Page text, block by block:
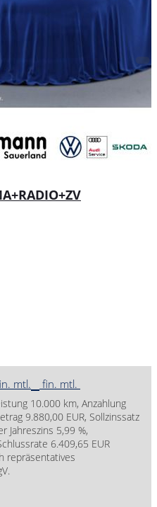
mtl. fin. mtl.
10.000 km, Anzahlung
9.880,00 EUR, Sollzinssatz
Jahreszins 5,99 %,
6.409,65 EUR
repräsentatives